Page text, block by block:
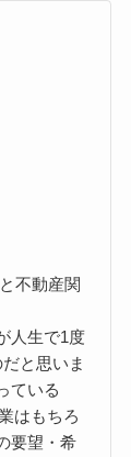
不動産関
人生で1度
と思いま
ている
はもちろ
要望・希